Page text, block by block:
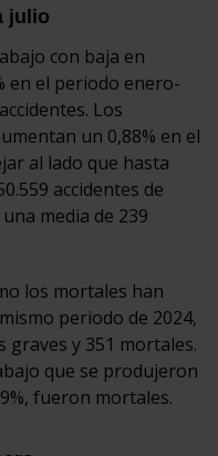
julio
con baja en
en el periodo enero-
Los
un 0,88% en el
al lado que hasta
accidentes de
media de 239
los mortales han
periodo de 2024,
graves y 351 mortales.
que se produjeron
fueron mortales.